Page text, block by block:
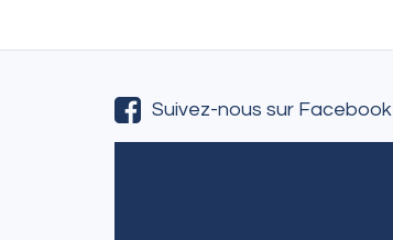
Suivez-nous sur Facebook